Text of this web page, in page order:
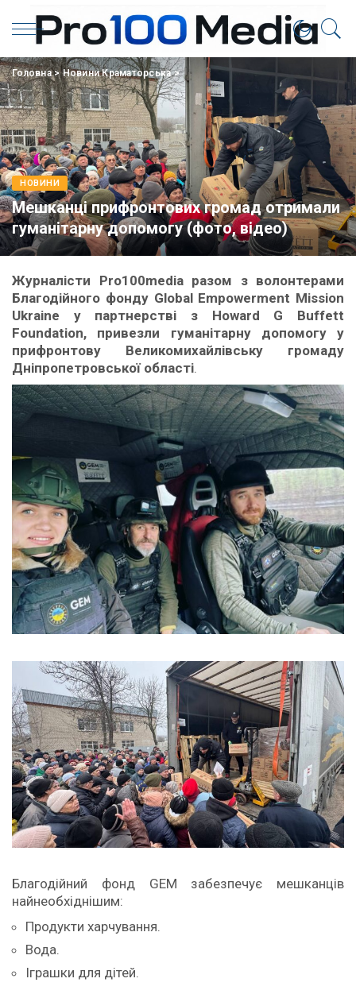
Головна>Новини Краматорська>
НОВИНИ
Мешканці прифронтових громад отримали
гуманітарну допомогу (фото, відео)
Журналісти Pro100media разом з волонтерами
Благодійного фонду Global Empowerment Mission
Ukraine у партнерстві з Howard G Buffett
Foundation, привезли гуманітарну допомогу у
прифронтову Великомихайлівську громаду
Дніпропетровської області.
Благодійний фонд GEM забезпечує мешканців
найнеобхіднішим:
Продукти харчування.
Вода.
Іграшки для дітей.